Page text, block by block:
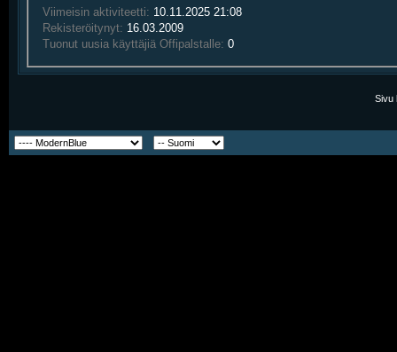
Viimeisin aktiviteetti: 10.11.2025 21:08
Rekisteröitynyt: 16.03.2009
Tuonut uusia käyttäjiä Offipalstalle: 0
Sivu